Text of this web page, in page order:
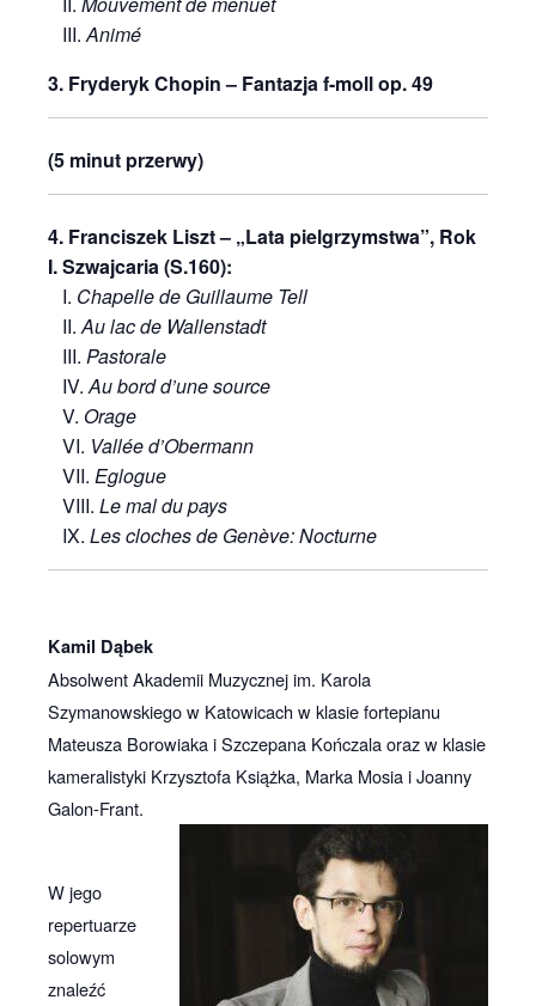
III.Animé
3. Fryderyk Chopin – Fantazja f-moll op. 49
(5 minut przerwy)
4. Franciszek Liszt – „Lata pielgrzymstwa”, Rok
I. Szwajcaria (S.160):
I. Chapelle de Guillaume Tell
II.Au lac de Wallenstadt
III. Pastorale
IV.Au bord d’une source
V. Orage
VI. Vallée d’Obermann
VII. Eglogue
VIII. Le mal du pays
IX. Les cloches de Genève: Nocturne
Kamil Dąbek
Absolwent Akademii Muzycznej im. Karola
Szymanowskiego w Katowicach w klasie fortepianu
Mateusza Borowiaka i Szczepana Kończala oraz w klasie
kameralistyki Krzysztofa Książka, Marka Mosia i Joanny
Galon-Frant.
W jego
repertuarze
solowym
znaleźć